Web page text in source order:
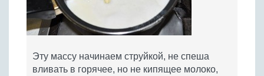
Эту массу начинаем струйкой, не спеша
вливать в горячее, но не кипящее молоко,